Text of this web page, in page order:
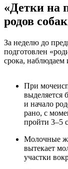
«Детки на
родов
За неделю до
подготовлен
срока, наблюдаем
При
выделяется
и начало
рано, с
пройти 3–5
Молочные
вытекает
участки